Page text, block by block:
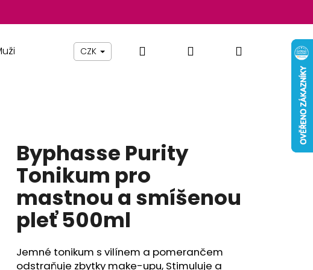
Beauty By Simona Pomůcky Nábytek
CZK Hledat PřihlášeníNákupní
Byphasse Purity
Tonikum pro
mastnou a smíšenou
pleť 500ml
Jemné tonikum s vilínem a pomerančem
odstraňuje zbytky make-upu, Stimuluje a